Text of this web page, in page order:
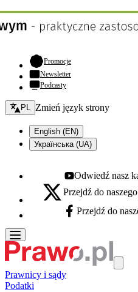
Promocje- otwiera się w nowej
Newsletter
Podcasty
Zmień język - bieżący:
PL Zmień język strony
English (EN)
Українська (UA)
Youtube - otwiera się w
Odwiedź nasz
X - otwiera się w nowej karcie
Przejdź do
Facebook - otwiera się w
Przejdź do
Prawnicy i sądy
Podatki